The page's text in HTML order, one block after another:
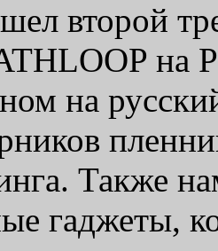
второй
на
на
Также
гаджеты,